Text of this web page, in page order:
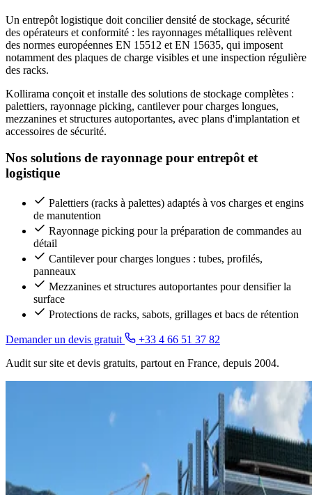
Un entrepôt logistique doit concilier densité de stockage, sécurité
des opérateurs et conformité : les rayonnages métalliques relèvent
des normes européennes EN 15512 et EN 15635, qui imposent
notamment des plaques de charge visibles et une inspection régulière
des racks.
Kollirama conçoit et installe des solutions de stockage complètes :
palettiers, rayonnage picking, cantilever pour charges longues,
mezzanines et structures autoportantes, avec plans d'implantation et
accessoires de sécurité.
Nos solutions de rayonnage pour entrepôt et
logistique
Palettiers (racks à palettes) adaptés à vos charges et engins
de manutention
Rayonnage picking pour la préparation de commandes au
détail
Cantilever pour charges longues : tubes, profilés,
panneaux
Mezzanines et structures autoportantes pour densifier la
surface
Protections de racks, sabots, grillages et bacs de rétention
Demander un devis gratuit
+33 4 66 51 37 82
Audit sur site et devis gratuits, partout en France, depuis 2004.